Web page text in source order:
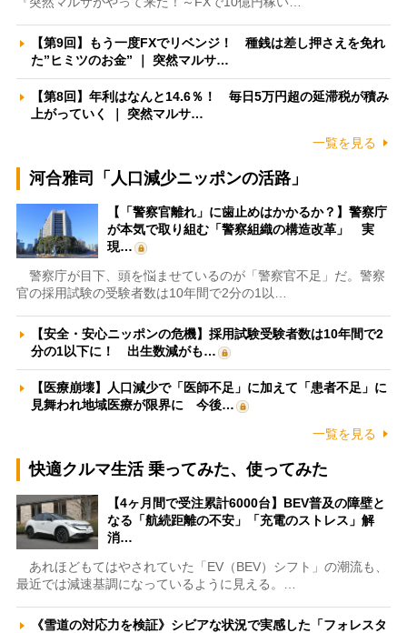
【第9回】もう一度FXでリベンジ！ 種銭は差し押さえを免れ
た”ヒミツのお金” ｜ 突然マルサ…
【第8回】年利はなんと14.6％！ 毎日5万円超の延滞税が積み
上がっていく ｜ 突然マルサ…
一覧を見る
河合雅司「人口減少ニッポンの活路」
【「警察官離れ」に歯止めはかかるか？】警察庁
が本気で取り組む「警察組織の構造改革」 実
現…
警察庁が目下、頭を悩ませているのが「警察官不足」だ。警察
官の採用試験の受験者数は10年間で2分の1以…
【安全・安心ニッポンの危機】採用試験受験者数は10年間で2
分の1以下に！ 出生数減がも…
【医療崩壊】人口減少で「医師不足」に加えて「患者不足」に
見舞われ地域医療が限界に 今後…
一覧を見る
快適クルマ生活 乗ってみた、使ってみた
【4ヶ月間で受注累計6000台】BEV普及の障壁と
なる「航続距離の不安」「充電のストレス」解
消…
あれほどもてはやされていた「EV（BEV）シフト」の潮流も、
最近では減速基調になっているように見える。…
《雪道の対応力を検証》シビアな状況で実感した「フォレスタ